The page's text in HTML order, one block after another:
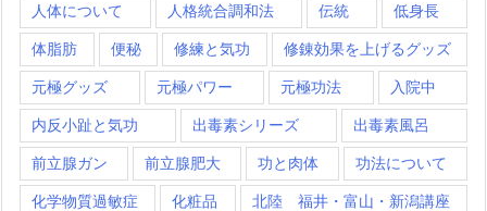
人体について 人格統合調和法 伝統 低身長
体脂肪 便秘 修練と気功 修錬効果を上げるグッズ
元極グッズ 元極パワー 元極功法 入院中
内反小趾と気功 出毒素シリーズ 出毒素風呂
前立腺ガン 前立腺肥大 功と肉体 功法について
化学物質過敏症 化粧品 北陸 福井・富山・新潟講座